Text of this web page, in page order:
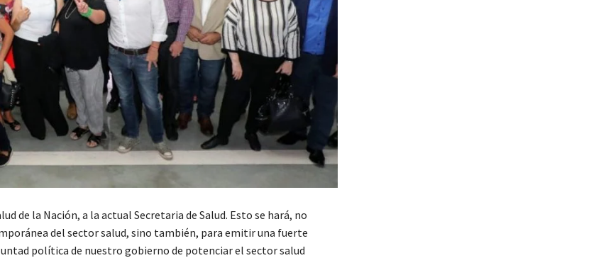
de la Nación, a la actual Secretaria de Salud. Esto se hará, no
del sector salud, sino también, para emitir una fuerte
política de nuestro gobierno de potenciar el sector salud